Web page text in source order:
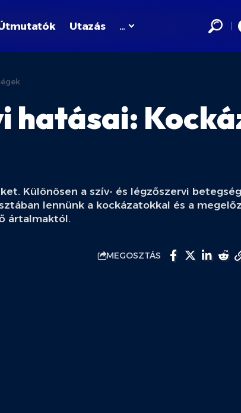
Utazás …
hatásai:
Különösen a szív- és légzőszervi
lennünk a kockázatokkal és a
ártalmaktól.
MEGOSZTÁS